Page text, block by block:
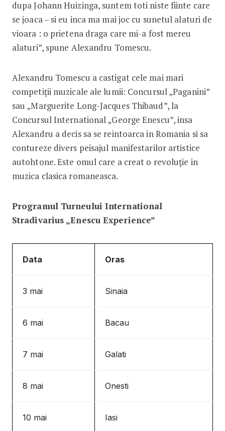
dupa Johann Huizinga, suntem toti niste fiinte care
se joaca – si eu inca ma mai joc cu sunetul alaturi de
vioara : o prietena draga care mi-a fost mereu
alaturi”, spune Alexandru Tomescu.
Alexandru Tomescu a castigat cele mai mari
competiții muzicale ale lumii: Concursul „Paganini”
sau „Marguerite Long-Jacques Thibaud”, la
Concursul International „George Enescu”, insa
Alexandru a decis sa se reintoarca in Romania si sa
contureze divers peisajul manifestarilor artistice
autohtone. Este omul care a creat o revoluție in
muzica clasica romaneasca.
Programul Turneului International
Stradivarius „Enescu Experience”
Data Oras
3 mai Sinaia
6 mai Bacau
7 mai Galati
8 mai Onesti
10 mai Iasi